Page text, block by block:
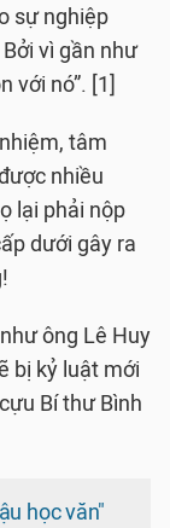
sự nghiệp
vì gần như
với nó”. [1]
tâm
nhiều
lại phải nộp
dưới gây ra
ông Lê Huy
bị kỷ luật mới
Bí thư Bình
học văn"